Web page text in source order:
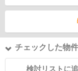
チェックした物
検討リストに